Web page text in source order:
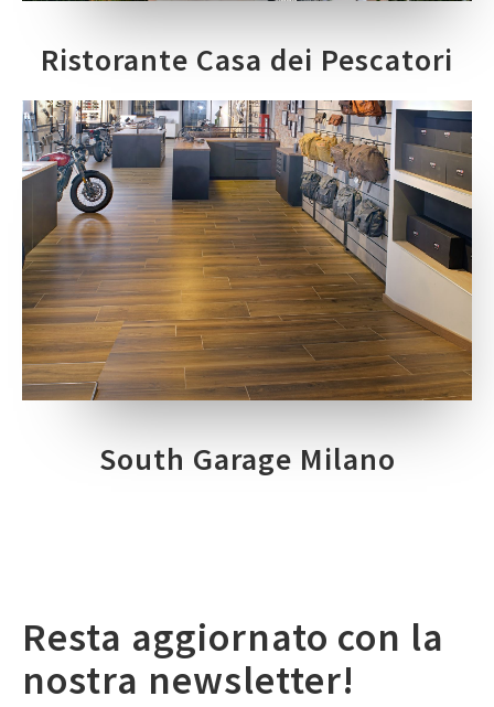
Ristorante Casa dei Pescatori
South Garage Milano
Resta aggiornato con la
nostra newsletter!